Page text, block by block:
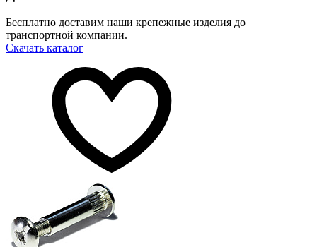
Бесплатно доставим наши крепежные изделия до
транспортной компании.
Скачать каталог